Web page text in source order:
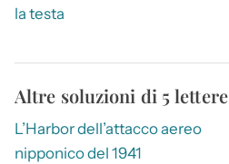
la testa
Altre soluzioni di 5 lettere
L’Harbor dell’attacco aereo
nipponico del 1941